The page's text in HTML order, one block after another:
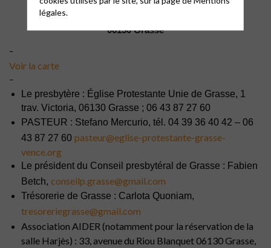
06130 Grasse
–
Voir la carte
–
Le presbytère : Église Protestante Unie de Grasse, 1
trav. Victoria, 06130 Grasse ; 06 43 87 27 60
PASTEUR : Stefano Mercurio, tél. 04 39 36 40 42 – 06
43 87 27 60 pasteur@eglise-protestante-grasse-
vence.org
Le président du Conseil presbytéral de Grasse : Fabien
Betch, conseilp.grasse@gmail.com
Trésorerie de Grasse : Carlota Quoniam,
tresoreriegrasse@gmail.com
Association AIDER (notamment pour la réservation de la
salle Harjès) : 33, avenue du Riou Blanquet 06130 Grasse,
légales.